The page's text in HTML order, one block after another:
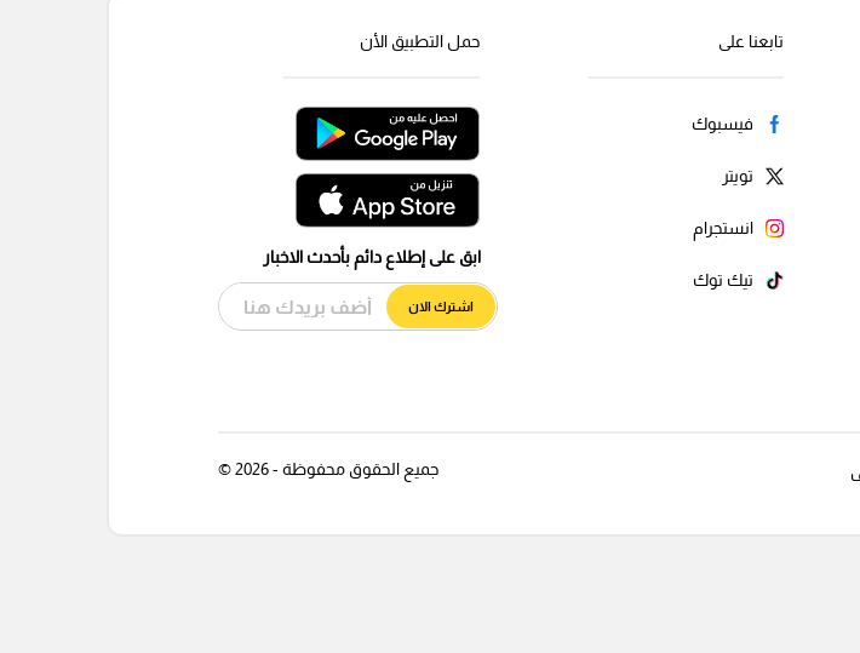
تابعنا على
فيسبوك
تويتر
انستجرام
تيك توك
حمل التطبيق الأن
ابق على إطلاع دائم بأحدث الاخبار
اشترك الان
جميع الحقوق محفوظة - 2026 ©